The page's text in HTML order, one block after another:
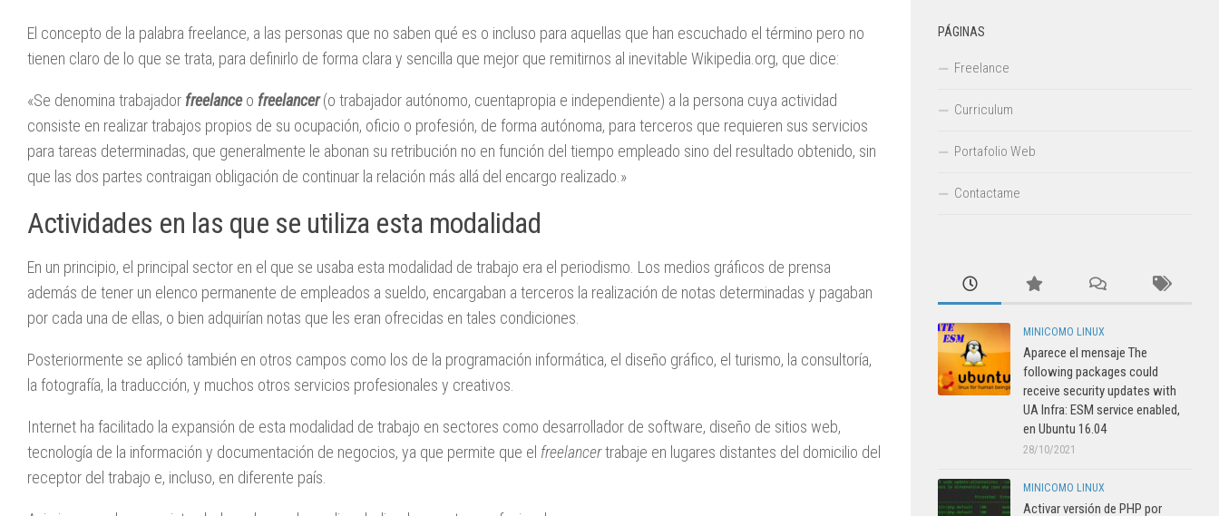
El concepto de la palabra freelance, a las personas que no saben qué es o incluso para aquellas que han escuchado el término pero no
tienen claro de lo que se trata, para definirlo de forma clara y sencilla que mejor que remitirnos al inevitable Wikipedia.org, que dice:
«Se denomina trabajador freelanceo freelancer(o trabajador autónomo, cuentapropia e independiente) a la persona cuya actividad
consiste en realizar trabajos propios de su ocupación, oficio o profesión, de forma autónoma, para terceros que requieren sus servicios
para tareas determinadas, que generalmente le abonan su retribución no en función del tiempo empleado sino del resultado obtenido, sin
que las dos partes contraigan obligación de continuar la relación más allá del encargo realizado.»
Actividades en las que se utiliza esta modalidad
En un principio, el principal sector en el que se usaba esta modalidad de trabajo era el periodismo. Los medios gráficos de prensa
además de tener un elenco permanente de empleados a sueldo, encargaban a terceros la realización de notas determinadas y pagaban
por cada una de ellas, o bien adquirían notas que les eran ofrecidas en tales condiciones.
Posteriormente se aplicó también en otros campos como los de la programación informática, el diseño gráfico, el turismo, la consultoría,
la fotografía, la traducción, y muchos otros servicios profesionales y creativos.
Internet ha facilitado la expansión de esta modalidad de trabajo en sectores como desarrollador de software, diseño de sitios web,
tecnología de la información y documentación de negocios, ya que permite que el freelancertrabaje en lugares distantes del domicilio del
receptor del trabajo e, incluso, en diferente país.
PÁGINAS
Freelance
Curriculum
Portafolio Web
Contactame
MINICOMO LINUX
Aparece el mensaje The
following packages could
receive security updates with
UA Infra: ESM service enabled,
en Ubuntu 16.04
28/10/2021
MINICOMO LINUX
Activar versión de PHP por